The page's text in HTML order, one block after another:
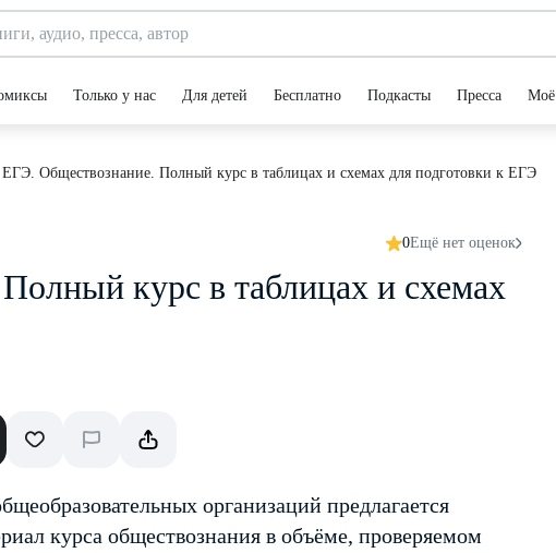
Только у нас Для детей Бесплатно Подкасты Пресса Моё
ЕГЭ. Обществознание. Полный курс в таблицах и схемах для подготовки к ЕГЭ
0Ещё нет оценок
курс в таблицах и схемах
организаций предлагается
курса обществознания в объёме, проверяемом